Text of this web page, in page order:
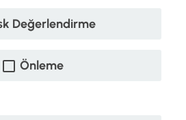
Değerlendirme
Önleme